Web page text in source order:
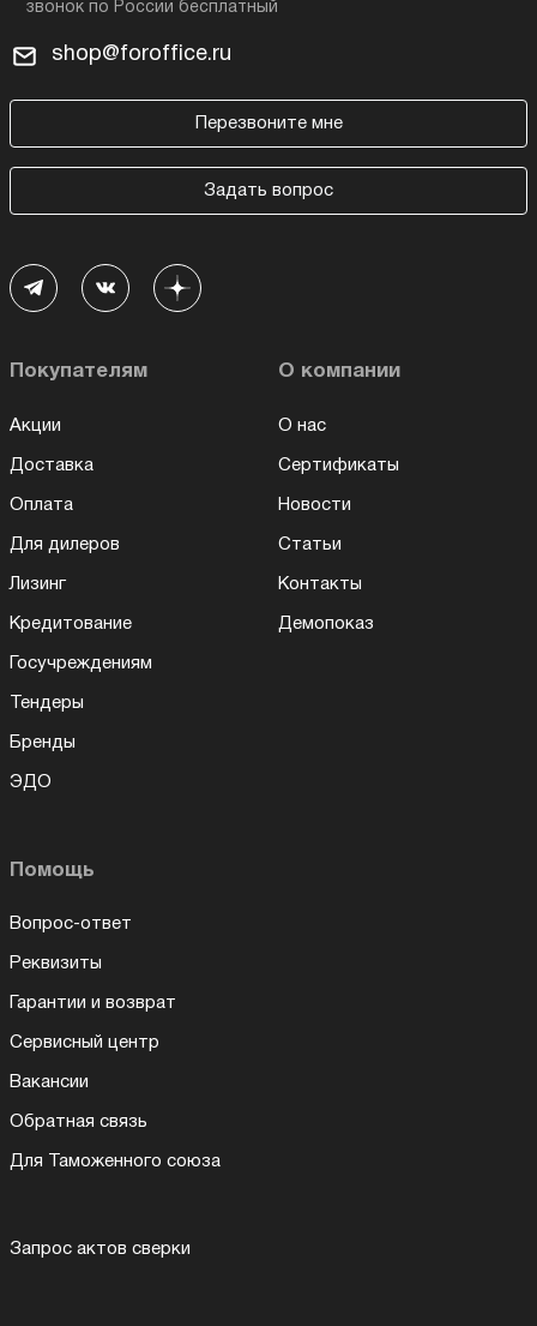
shop@foroffice.ru
Перезвоните мне
Задать вопрос
Покупателям
Акции
Доставка
Оплата
Для дилеров
Лизинг
Кредитование
Госучреждениям
Тендеры
Бренды
ЭДО
О компании
О нас
Сертификаты
Новости
Статьи
Контакты
Демопоказ
Помощь
Вопрос-ответ
Реквизиты
Гарантии и возврат
Сервисный центр
Вакансии
Обратная связь
Для Таможенного союза
Запрос актов сверки